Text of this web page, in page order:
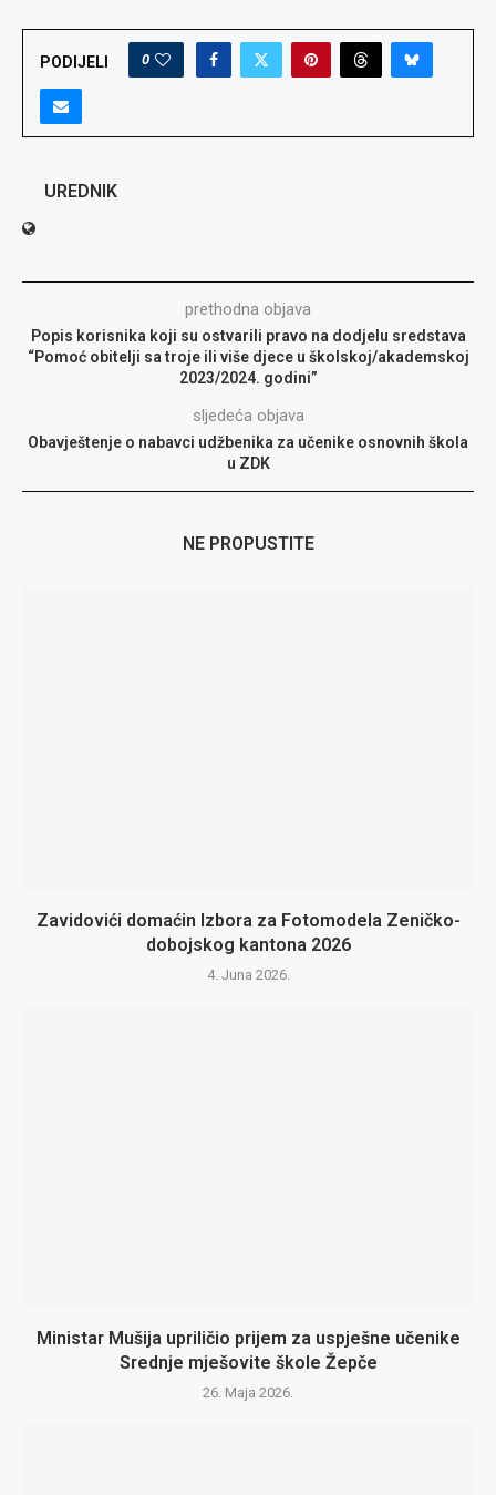
PODIJELI 0
UREDNIK
prethodna objava
Popis korisnika koji su ostvarili pravo na dodjelu sredstava
“Pomoć obitelji sa troje ili više djece u školskoj/akademskoj
2023/2024. godini”
sljedeća objava
Obavještenje o nabavci udžbenika za učenike osnovnih škola
u ZDK
NE PROPUSTITE
Zavidovići domaćin Izbora za Fotomodela Zeničko-
dobojskog kantona 2026
4. Juna 2026.
Ministar Mušija upriličio prijem za uspješne učenike
Srednje mješovite škole Žepče
26. Maja 2026.